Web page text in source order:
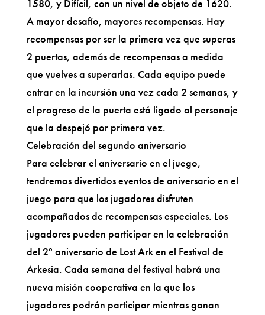
1580, y Difícil, con un nivel de objeto de 1620.
A mayor desafío, mayores recompensas. Hay
recompensas por ser la primera vez que superas
2 puertas, además de recompensas a medida
que vuelves a superarlas. Cada equipo puede
entrar en la incursión una vez cada 2 semanas, y
el progreso de la puerta está ligado al personaje
que la despejó por primera vez.
Celebración del segundo aniversario
Para celebrar el aniversario en el juego,
tendremos divertidos eventos de aniversario en el
juego para que los jugadores disfruten
acompañados de recompensas especiales. Los
jugadores pueden participar en la celebración
del 2º aniversario de Lost Ark en el Festival de
Arkesia. Cada semana del festival habrá una
nueva misión cooperativa en la que los
jugadores podrán participar mientras ganan